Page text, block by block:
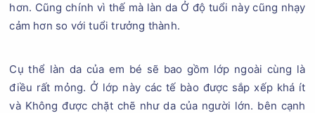
hơn. Cũng chính vì thế mà làn da Ở độ tuổi này cũng nhạy
cảm hơn so với tuổi trưởng thành.
Cụ thể làn da của em bé sẽ bao gồm lớp ngoài cùng là
điều rất mỏng. Ở lớp này các tế bào được sắp xếp khá ít
và Không được chặt chẽ như da của người lớn. bên cạnh